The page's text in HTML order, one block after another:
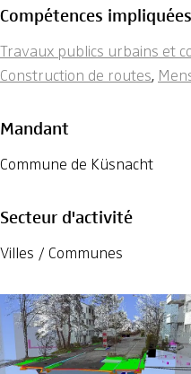
Compétences impliquées
Travaux publics urbains et
Construction de routes,
Mandant
Commune de Küsnacht
Secteur d'activité
Villes / Communes